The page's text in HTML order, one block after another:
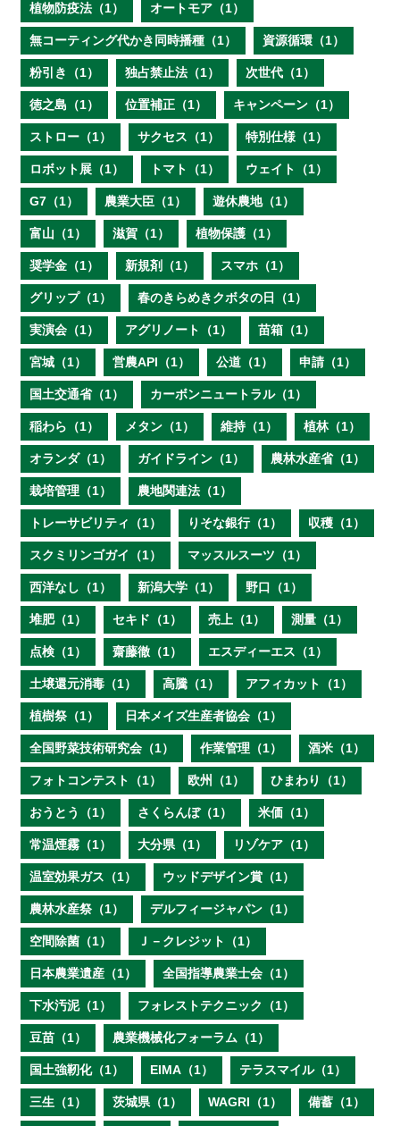
植物防疫法（1） オートモア（1）
無コーティング代かき同時播種（1） 資源循環（1）
粉引き（1） 独占禁止法（1） 次世代（1）
徳之島（1） 位置補正（1） キャンペーン（1）
ストロー（1） サクセス（1） 特別仕様（1）
ロボット展（1） トマト（1） ウェイト（1）
G7（1） 農業大臣（1） 遊休農地（1）
富山（1） 滋賀（1） 植物保護（1）
奨学金（1） 新規剤（1） スマホ（1）
グリップ（1） 春のきらめきクボタの日（1）
実演会（1） アグリノート（1） 苗箱（1）
宮城（1） 営農API（1） 公道（1） 申請（1）
国土交通省（1） カーボンニュートラル（1）
稲わら（1） メタン（1） 維持（1） 植林（1）
オランダ（1） ガイドライン（1） 農林水産省（1）
栽培管理（1） 農地関連法（1）
トレーサビリティ（1） りそな銀行（1） 収穫（1）
スクミリンゴガイ（1） マッスルスーツ（1）
西洋なし（1） 新潟大学（1） 野口（1）
堆肥（1） セキド（1） 売上（1） 測量（1）
点検（1） 齋藤徹（1） エスディーエス（1）
土壌還元消毒（1） 高騰（1） アフィカット（1）
植樹祭（1） 日本メイズ生産者協会（1）
全国野菜技術研究会（1） 作業管理（1） 酒米（1）
フォトコンテスト（1） 欧州（1） ひまわり（1）
おうとう（1） さくらんぼ（1） 米価（1）
常温煙霧（1） 大分県（1） リゾケア（1）
温室効果ガス（1） ウッドデザイン賞（1）
農林水産祭（1） デルフィージャパン（1）
空間除菌（1） Ｊ－クレジット（1）
日本農業遺産（1） 全国指導農業士会（1）
下水汚泥（1） フォレストテクニック（1）
豆苗（1） 農業機械化フォーラム（1）
国土強靭化（1） EIMA（1） テラスマイル（1）
三生（1） 茨城県（1） WAGRI（1） 備蓄（1）